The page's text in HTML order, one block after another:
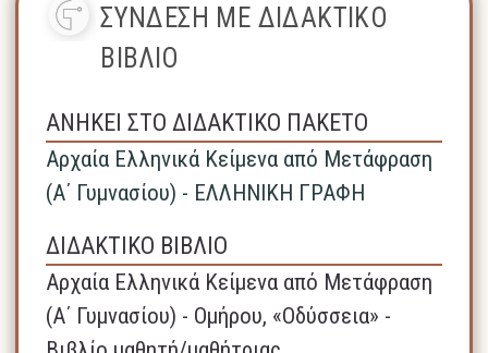
ΣΥΝΔΕΣΗ ΜΕ ΔΙΔΑΚΤΙΚΟ
ΒΙΒΛΙΟ
ΑΝΗΚΕΙ ΣΤΟ ΔΙΔΑΚΤΙΚΟ ΠΑΚΕΤΟ
Αρχαία Ελληνικά Κείμενα από Μετάφραση
(Α΄ Γυμνασίου) - ΕΛΛΗΝΙΚΗ ΓΡΑΦΗ
ΔΙΔΑΚΤΙΚΟ ΒΙΒΛΙΟ
Αρχαία Ελληνικά Κείμενα από Μετάφραση
(Α΄ Γυμνασίου) - Ομήρου, «Οδύσσεια» -